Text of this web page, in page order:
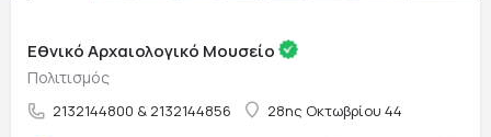
Εθνικό Αρχαιολογικό Μουσείο
Πολιτισμός
2132144800 & 2132144856 28ης Οκτωβρίου 44